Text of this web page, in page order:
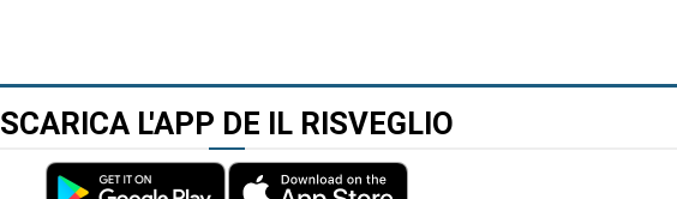
SCARICA L'APP DE IL RISVEGLIO